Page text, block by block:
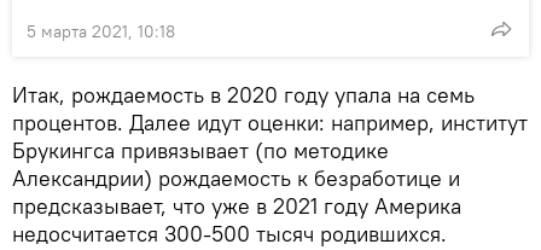
5 марта 2021, 10:18
Итак, рождаемость в 2020 году упала на семь
процентов. Далее идут оценки: например, институт
Брукингса привязывает (по методике
Александрии) рождаемость к безработице и
предсказывает, что уже в 2021 году Америка
недосчитается 300-500 тысяч родившихся.